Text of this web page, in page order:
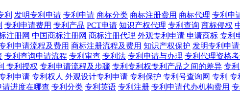
利 发明专利申请 专利申请 商标分类 商标注册费用 商标代理 专利申
专利申请费用 专利产品 PCT申请 知识产权代理 专利查询 商标侵权
注册网 中国商标注册网 商标注册代理 外观专利申请 申请商标 专利
利申请流程及费用 商标注册流程及费用 知识产权保护 发明专利申
专利查询申请流程 专利审查 专利法 专利申请与办理 专利代理资格
专利授权 专利申请流程及步骤 专利专利权专利产品之间的差异 专
利申请 专利权人 外观设计专利申请 专利保护 专利号查询网 专利 专
请进度在哪查 专利分类 专利英语 专利注册 专利申请代办机构费用